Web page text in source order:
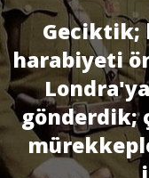
Geciktik;
harabiyeti
gönderdik;